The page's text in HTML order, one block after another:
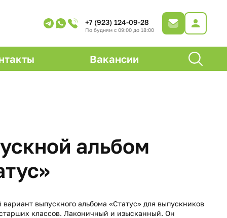
+7 (923) 124-09-28
По будням с 09:00 до 18:00
Вакансии
альбом
вариант выпускного альбома «Статус» для выпускников
классов. Лаконичный и изысканный. Он